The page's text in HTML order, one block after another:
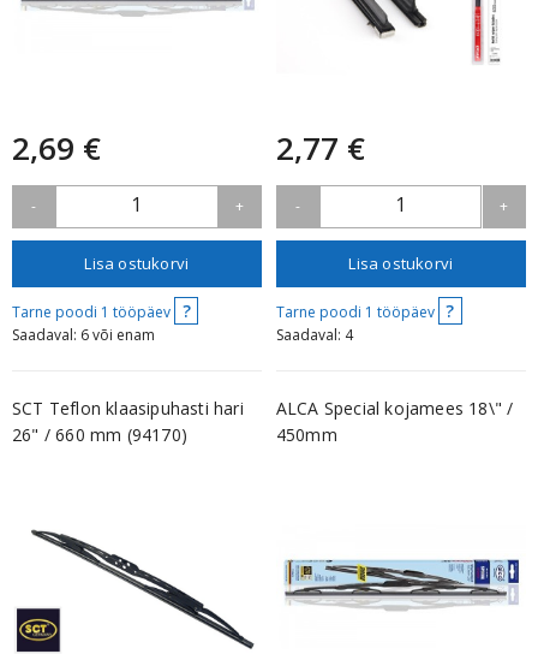
2,69 €
- 1 +
Lisa ostukorvi
Tarne poodi 1 tööpäev ?
Saadaval: 6 või enam
2,77 €
- 1 +
Lisa ostukorvi
Tarne poodi 1 tööpäev ?
Saadaval: 4
SCT Teflon klaasipuhasti hari
26" / 660 mm (94170)
ALCA Special kojamees 18\" /
450mm